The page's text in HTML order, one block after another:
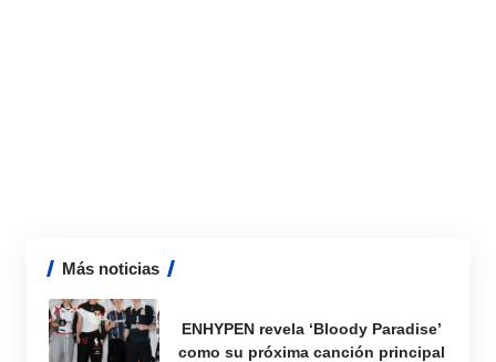
Más noticias
ENHYPEN revela ‘Bloody Paradise’
como su próxima canción principal